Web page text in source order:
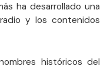
ha desarrollado una
y los contenidos
históricos del